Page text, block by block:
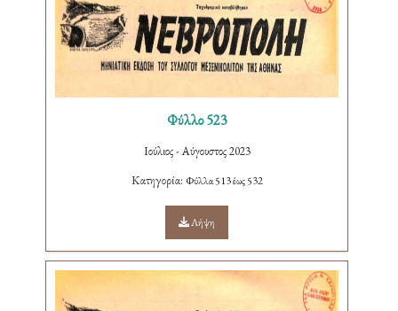
Φύλλο 523
Ιούλιος - Αύγουστος 2023
Κατηγορία: Φύλλα 513 έως 532
Λήψη